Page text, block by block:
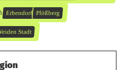
Erbendorf Plößberg
Stadt